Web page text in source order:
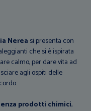
Nerea si presenta con
che si è ispirata
calmo, per dare vita ad
agli ospiti delle
prodotti chimici,